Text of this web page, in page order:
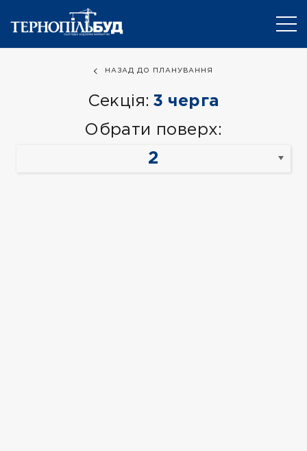
НАЗАД ДО ПЛАНУВАННЯ
Секція: 3 черга
Обрати поверх: